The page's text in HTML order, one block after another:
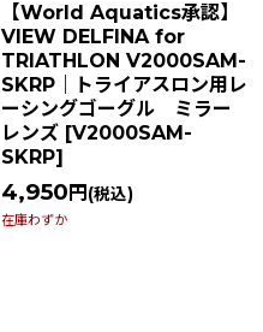
【World Aquatics承認】
VIEW DELFINA for
TRIATHLON V2000SAM-
SKRP｜トライアスロン用レ
ーシングゴーグル ミラー
レンズ [V2000SAM-
SKRP]
4,950 円 (税込)
在庫わずか